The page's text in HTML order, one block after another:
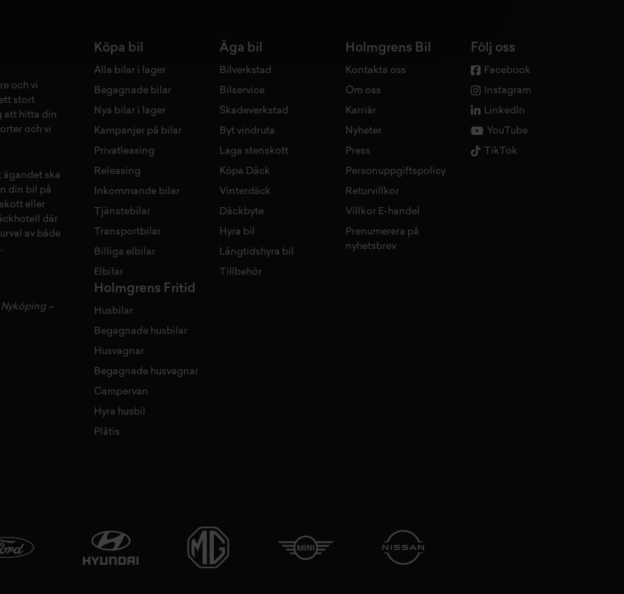
och vi
stort
att hitta din
och vi
ägandet ska
din bil på
eller
där
av både
Nyköping–
Köpa bil
Alla bilar i lager
Begagnade bilar
Nya bilar i lager
Kampanjer på bilar
Privatleasing
Releasing
Inkommande bilar
Tjänstebilar
Transportbilar
Billiga elbilar
Elbilar
Äga bil
Bilverkstad
Bilservice
Skadeverkstad
Byt vindruta
Laga stenskott
Köpa Däck
Vinterdäck
Däckbyte
Hyra bil
Långtidshyra bil
Tillbehör
Holmgrens Bil
Kontakta oss
Om oss
Karriär
Nyheter
Press
Personuppgiftspolicy
Returvillkor
Villkor E-handel
Prenumerera på
nyhetsbrev
Följ oss
Facebook
Instagram
LinkedIn
YouTube
TikTok
Holmgrens Fritid
Husbilar
Begagnade husbilar
Husvagnar
Begagnade husvagnar
Campervan
Hyra husbil
Plåtis